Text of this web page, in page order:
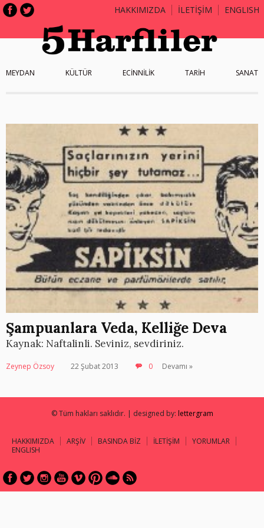
HAKKIMIZDA İLETİŞİM ENGLISH
MEYDAN KÜLTÜR ECİNNİLİK TARİH SANAT
Şampuanlara Veda, Kelliğe Deva
Kaynak: Naftalinli. Seviniz, sevdiriniz.
Zeynep Özsoy 22 Şubat 2013 0 Devamı »
© Tüm hakları saklıdır. | designed by: lettergram
HAKKIMIZDA ARŞİV BASINDA BİZ İLETİŞİM
YORUMLAR
ENGLISH